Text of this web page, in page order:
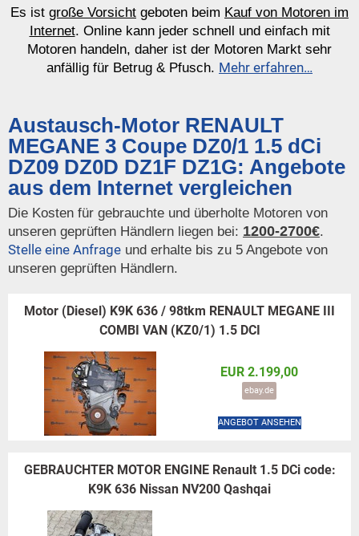
Es ist große Vorsicht geboten beim Kauf von Motoren im
Internet. Online kann jeder schnell und einfach mit
Motoren handeln, daher ist der Motoren Markt sehr
anfällig für Betrug & Pfusch. Mehr erfahren…
Austausch-Motor RENAULT
MEGANE 3 Coupe DZ0/1 1.5 dCi
DZ09 DZ0D DZ1F DZ1G: Angebote
aus dem Internet vergleichen
Die Kosten für gebrauchte und überholte Motoren von
unseren geprüften Händlern liegen bei: 1200-2700€.
Stelle eine Anfrage und erhalte bis zu 5 Angebote von
unseren geprüften Händlern.
Motor (Diesel) K9K 636 / 98tkm RENAULT MEGANE III
COMBI VAN (KZ0/1) 1.5 DCI
EUR 2.199,00
ebay.de
ANGEBOT ANSEHEN
GEBRAUCHTER MOTOR ENGINE Renault 1.5 DCi code:
K9K 636 Nissan NV200 Qashqai